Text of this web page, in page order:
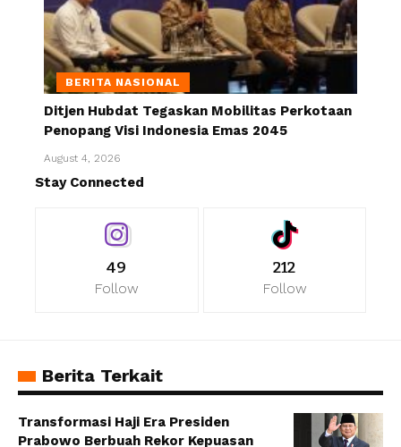
BERITA NASIONAL
Ditjen Hubdat Tegaskan Mobilitas Perkotaan
Penopang Visi Indonesia Emas 2045
August 4, 2026
Stay Connected
49
Follow
212
Follow
Berita Terkait
Transformasi Haji Era Presiden
Prabowo Berbuah Rekor Kepuasan